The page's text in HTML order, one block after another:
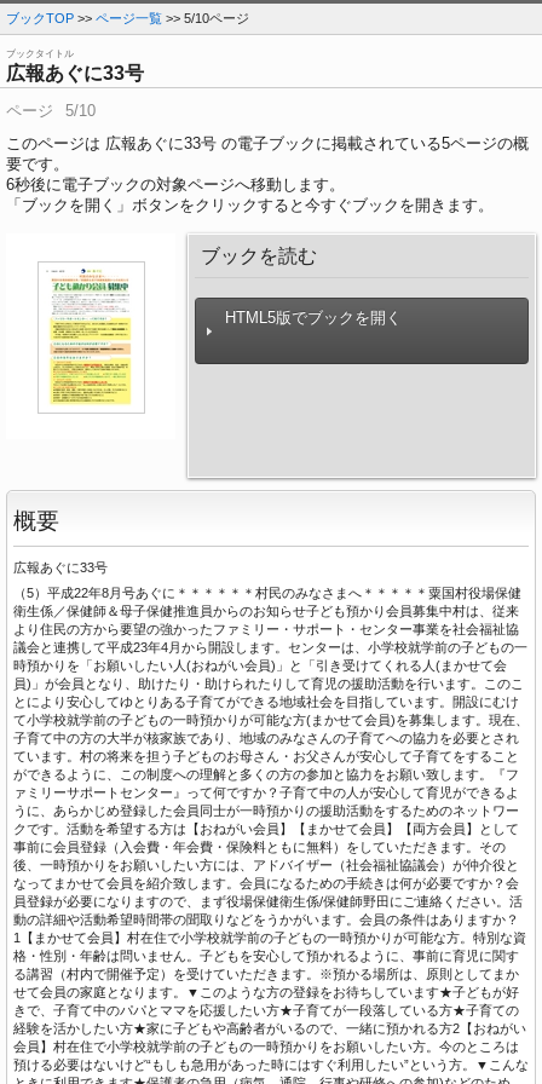
ブックTOP >> ページ一覧 >> 5/10ページ
ブックタイトル
広報あぐに33号
ページ
5/10
このページは 広報あぐに33号 の電子ブックに掲載されている5ページの概
要です。
6秒後に電子ブックの対象ページへ移動します。
「ブックを開く」ボタンをクリックすると今すぐブックを開きます。
ブックを読む
HTML5版でブックを開く
概要
広報あぐに33号
（5）平成22年8月号あぐに＊＊＊＊＊＊村民のみなさまへ＊＊＊＊＊粟国村役場保健
衛生係／保健師＆母子保健推進員からのお知らせ子ども預かり会員募集中村は、従来
より住民の方から要望の強かったファミリー・サポート・センター事業を社会福祉協
議会と連携して平成23年4月から開設します。センターは、小学校就学前の子どもの一
時預かりを「お願いしたい人(おねがい会員)」と「引き受けてくれる人(まかせて会
員)」が会員となり、助けたり・助けられたりして育児の援助活動を行います。このこ
とにより安心してゆとりある子育てができる地域社会を目指しています。開設にむけ
て小学校就学前の子どもの一時預かりが可能な方(まかせて会員)を募集します。現在、
子育て中の方の大半が核家族であり、地域のみなさんの子育てへの協力を必要とされ
ています。村の将来を担う子どものお母さん・お父さんが安心して子育てをすること
ができるように、この制度への理解と多くの方の参加と協力をお願い致します。『フ
ァミリーサポートセンター』って何ですか？子育て中の人が安心して育児ができるよ
うに、あらかじめ登録した会員同士が一時預かりの援助活動をするためのネットワー
クです。活動を希望する方は【おねがい会員】【まかせて会員】【両方会員】として
事前に会員登録（入会費・年会費・保険料ともに無料）をしていただきます。その
後、一時預かりをお願いしたい方には、アドバイザー（社会福祉協議会）が仲介役と
なってまかせて会員を紹介致します。会員になるための手続きは何が必要ですか？会
員登録が必要になりますので、まず役場保健衛生係/保健師野田にご連絡ください。活
動の詳細や活動希望時間帯の聞取りなどをうかがいます。会員の条件はありますか？
1【まかせて会員】村在住で小学校就学前の子どもの一時預かりが可能な方。特別な資
格・性別・年齢は問いません。子どもを安心して預かれるように、事前に育児に関す
る講習（村内で開催予定）を受けていただきます。※預かる場所は、原則としてまか
せて会員の家庭となります。▼このような方の登録をお待ちしています★子どもが好
きで、子育て中のパパとママを応援したい方★子育てが一段落している方★子育ての
経験を活かしたい方★家に子どもや高齢者がいるので、一緒に預かれる方2【おねがい
会員】村在住で小学校就学前の子どもの一時預かりをお願いしたい方。今のところは
預ける必要はないけど“もしも急用があった時にはすぐ利用したい”という方。▼こんな